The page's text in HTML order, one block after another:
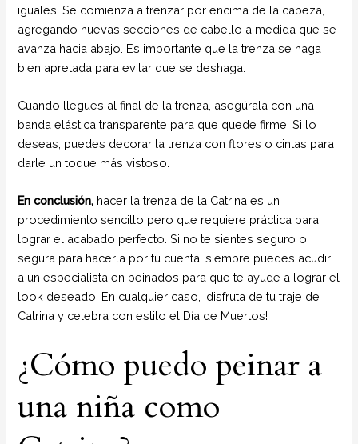
iguales. Se comienza a trenzar por encima de la cabeza,
agregando nuevas secciones de cabello a medida que se
avanza hacia abajo. Es importante que la trenza se haga
bien apretada para evitar que se deshaga.
Cuando llegues al final de la trenza, asegúrala con una
banda elástica transparente para que quede firme. Si lo
deseas, puedes decorar la trenza con flores o cintas para
darle un toque más vistoso.
En conclusión, hacer la trenza de la Catrina es un
procedimiento sencillo pero que requiere práctica para
lograr el acabado perfecto. Si no te sientes seguro o
segura para hacerla por tu cuenta, siempre puedes acudir
a un especialista en peinados para que te ayude a lograr el
look deseado. En cualquier caso, ¡disfruta de tu traje de
Catrina y celebra con estilo el Día de Muertos!
¿Cómo puedo peinar a
una niña como